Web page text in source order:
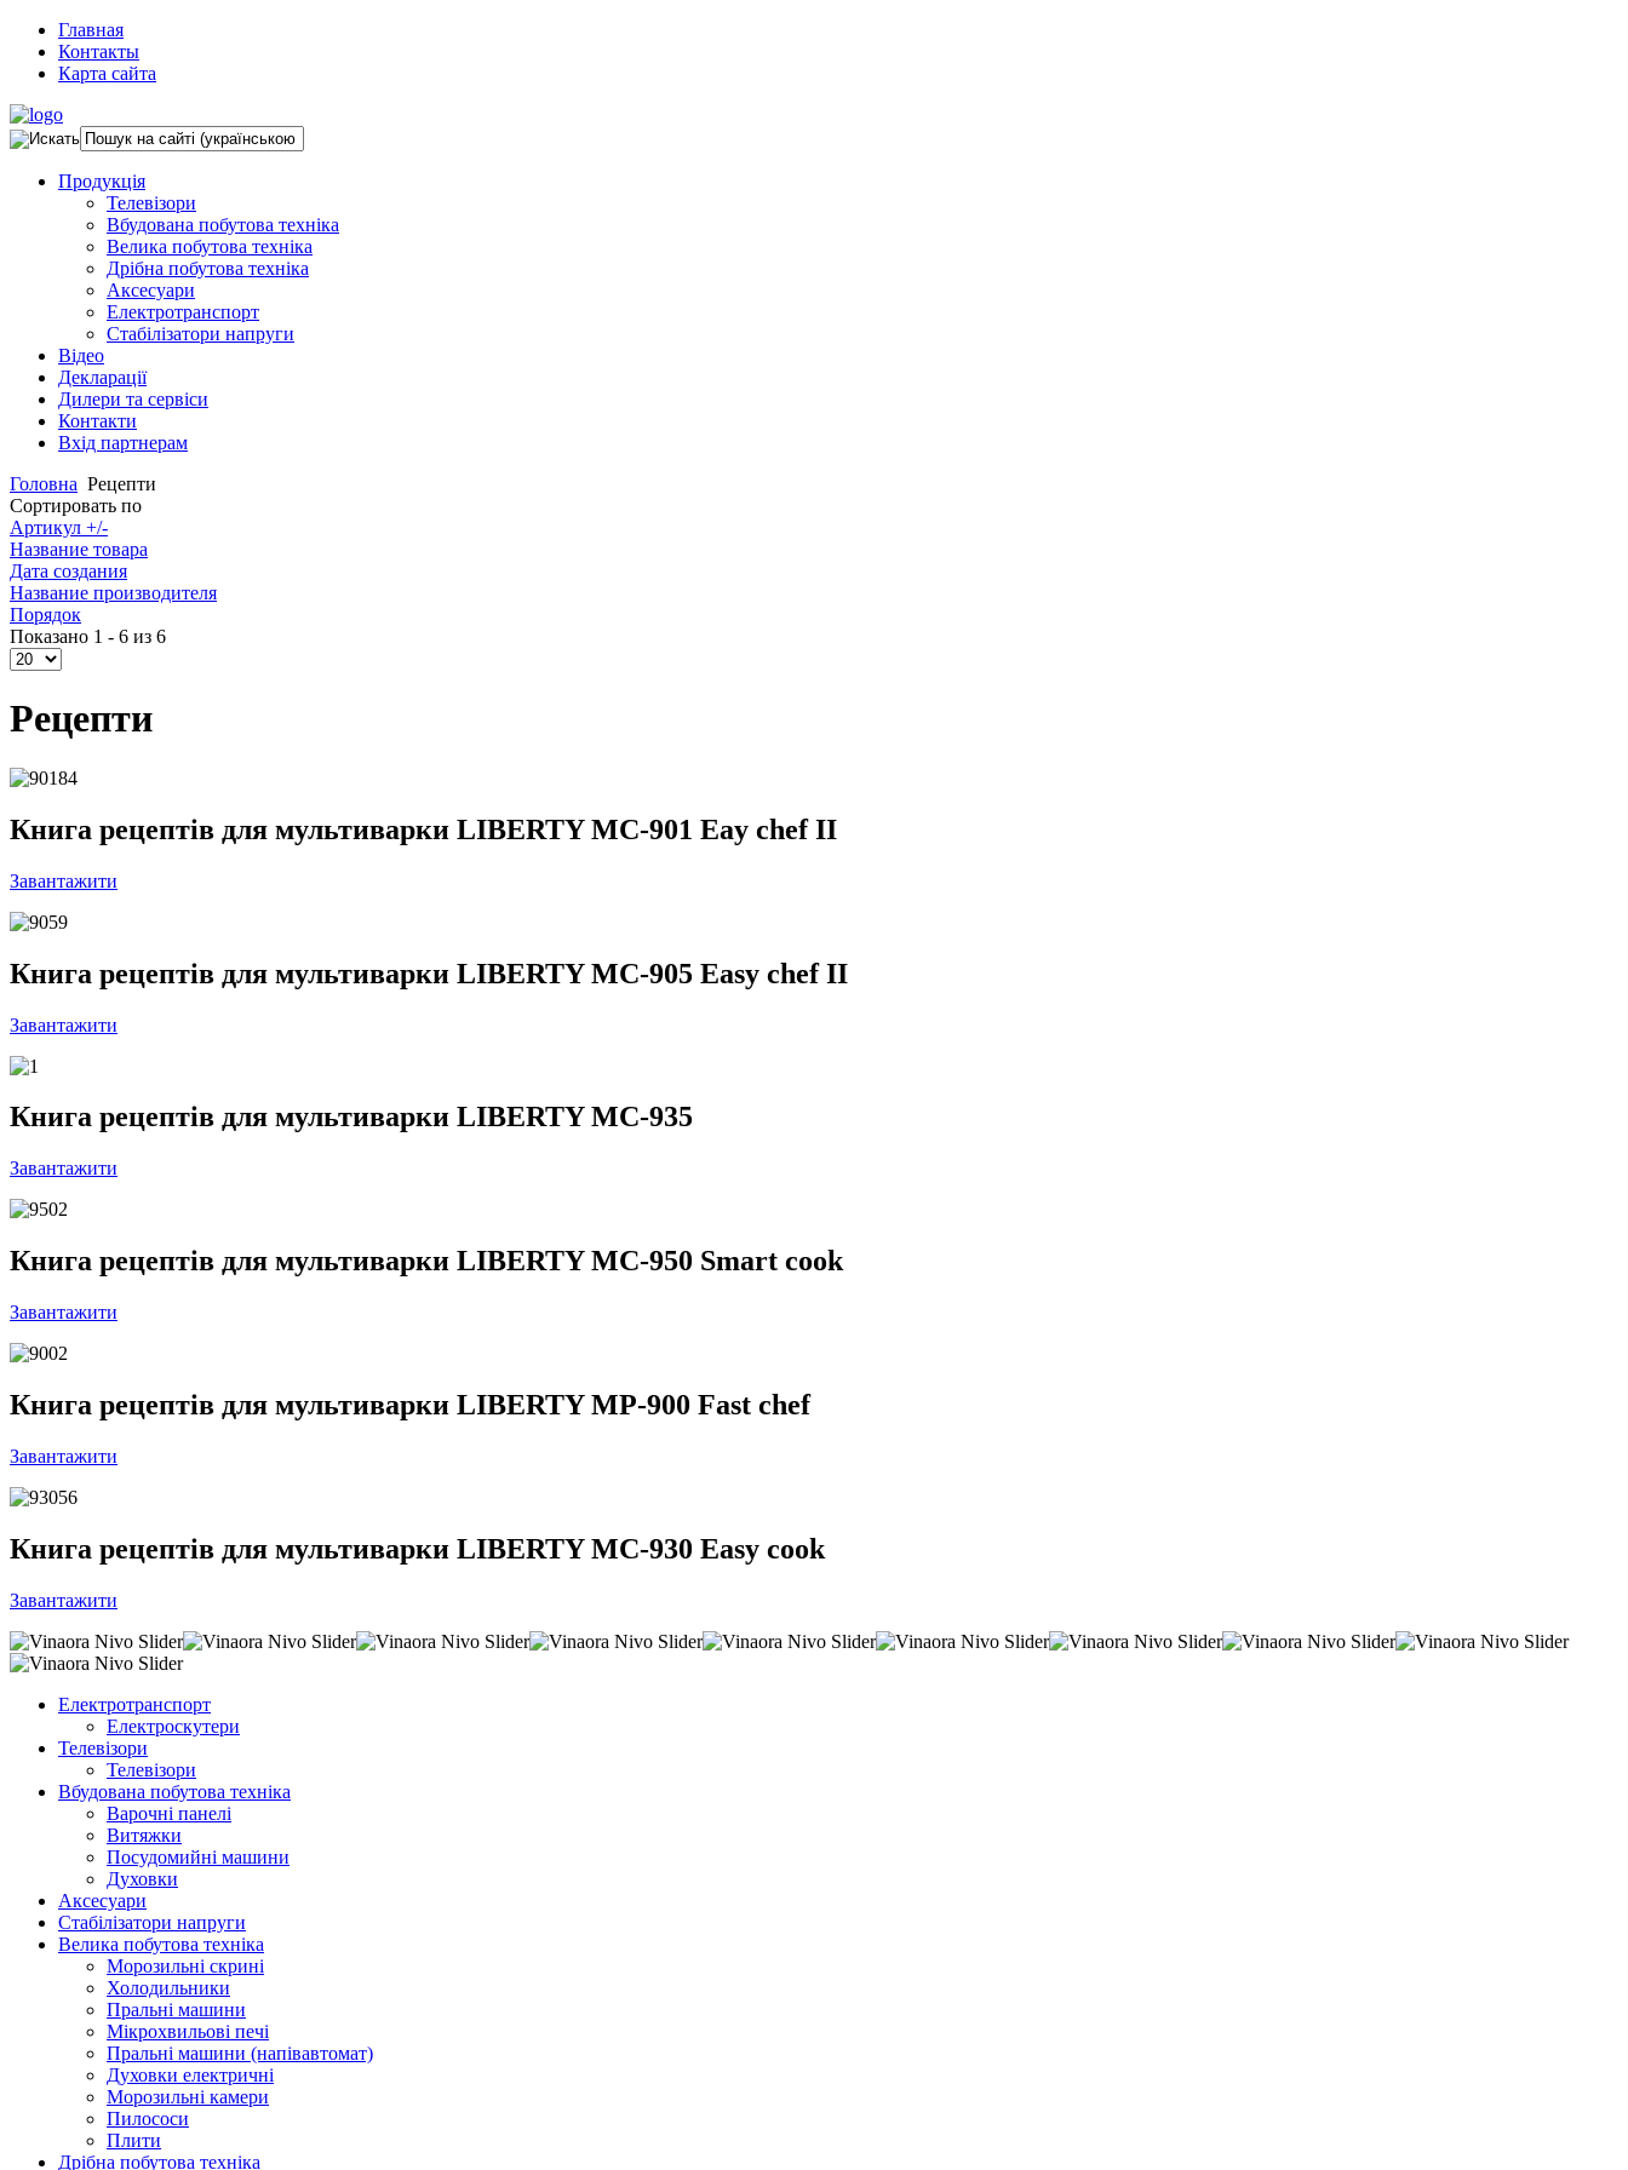
Главная
Контакты
Карта сайта
Продукція
Телевізори
Вбудована побутова техніка
Велика побутова техніка
Дрібна побутова техніка
Аксесуари
Електротранспорт
Стабілізатори напруги
Відео
Декларації
Дилери та сервіси
Контакти
Вхід партнерам
Головна Рецепти
Сортировать по
Артикул +/-
Название товара
Дата создания
Название производителя
Порядок
Показано 1 - 6 из 6
Рецепти
Книга рецептів для мультиварки LIBERTY MC-901 Eay chef II
Завантажити
Книга рецептів для мультиварки LIBERTY MC-905 Easy chef II
Завантажити
Книга рецептів для мультиварки LIBERTY MC-935
Завантажити
Книга рецептів для мультиварки LIBERTY MC-950 Smart cook
Завантажити
Книга рецептів для мультиварки LIBERTY MP-900 Fast chef
Завантажити
Книга рецептів для мультиварки LIBERTY MC-930 Easy cook
Завантажити
Електротранспорт
Електроскутери
Телевізори
Телевізори
Вбудована побутова техніка
Варочні панелі
Витяжки
Посудомийні машини
Духовки
Аксесуари
Стабілізатори напруги
Велика побутова техніка
Морозильні скрині
Холодильники
Пральні машини
Мікрохвильові печі
Пральні машини (напівавтомат)
Духовки електричні
Морозильні камери
Пилососи
Плити
Дрібна побутова техніка